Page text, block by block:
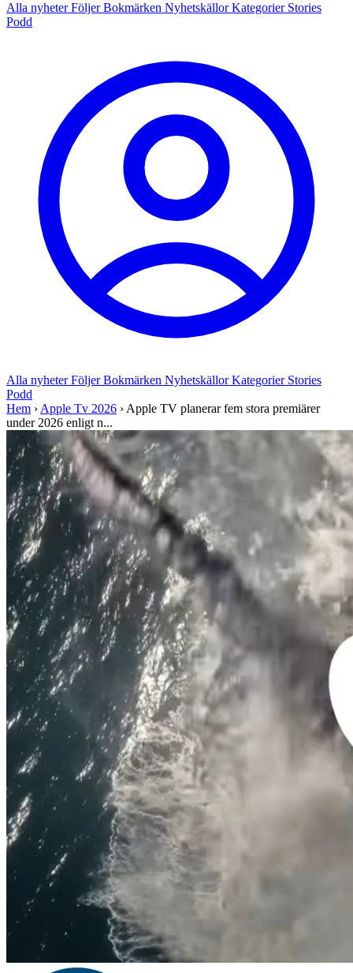
Alla nyheterFöljerBokmärken NyhetskällorKategorier Stories
Podd
Alla nyheterFöljerBokmärken NyhetskällorKategorier Stories
Podd
Hem › Apple Tv 2026 › Apple TV planerar fem stora premiärer
under 2026 enligt n...